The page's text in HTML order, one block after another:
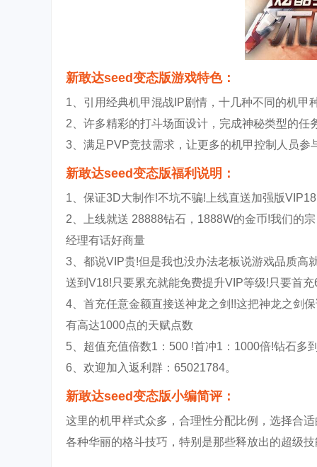
新敢达seed变态版游戏特色：
1、引用经典机甲混战IP剧情，十几种不同的机甲
2、许多精彩的打斗场面设计，完成神秘类型的任
3、满足PVP竞技需求，让更多的机甲控制人员参
新敢达seed变态版福利说明：
1、保证3D大制作!不坑不骗!上线直送加强版
2、上线就送 28888钻石，1888W的金币!我们的
经理有话好商量
3、都说VIP贵!但是我也没办法老板说游戏品质高
送到V18!只要累充就能免费提升VIP等级!只要首
4、首充任意金额直接送神龙之剑!!这把神龙之剑
有高达1000点的天赋点数
5、超值充值倍数1：500 !首冲1：1000倍!钻石多
6、欢迎加入返利群：65021784。
新敢达seed变态版小编简评：
这里的机甲样式众多，合理性分配比例，选择合
各种华丽的格斗技巧，特别是那些释放出的超级